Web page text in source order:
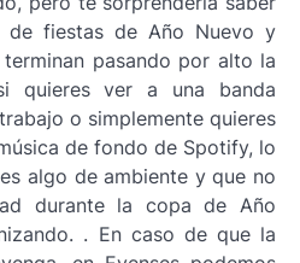
de fiestas de Año Nuevo y
pasando por alto la
quieres ver a una banda
o simplemente quieres
de fondo de Spotify, lo
algo de ambiente y que no
durante la copa de Año
. En caso de que la